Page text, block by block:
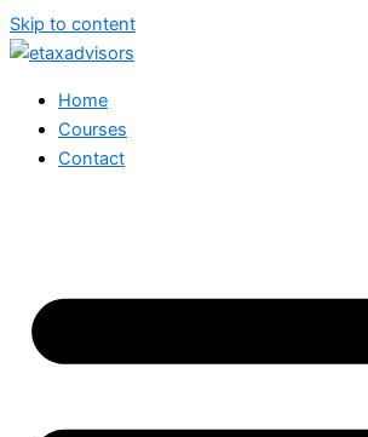
Skip to content
Home
Courses
Contact